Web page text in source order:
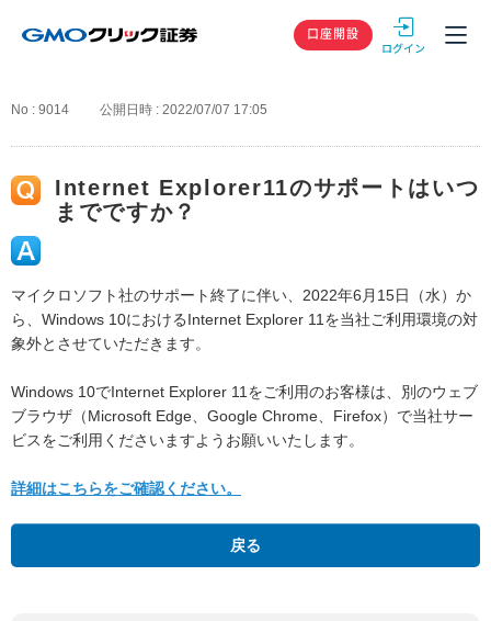
GMOクリック
口座開設
No : 9014 公開日時 : 2022/07/07 17:05
Internet Explorer11のサポートはいつ
までですか？
マイクロソフト社のサポート終了に伴い、2022年6月15日（水）か
ら、Windows 10におけるInternet Explorer 11を当社ご利用環境の対
象外とさせていただきます。
Windows 10でInternet Explorer 11をご利用のお客様は、別のウェブ
ブラウザ（Microsoft Edge、Google Chrome、Firefox）で当社サー
ビスをご利用くださいますようお願いいたします。
詳細はこちらをご確認ください。
戻る